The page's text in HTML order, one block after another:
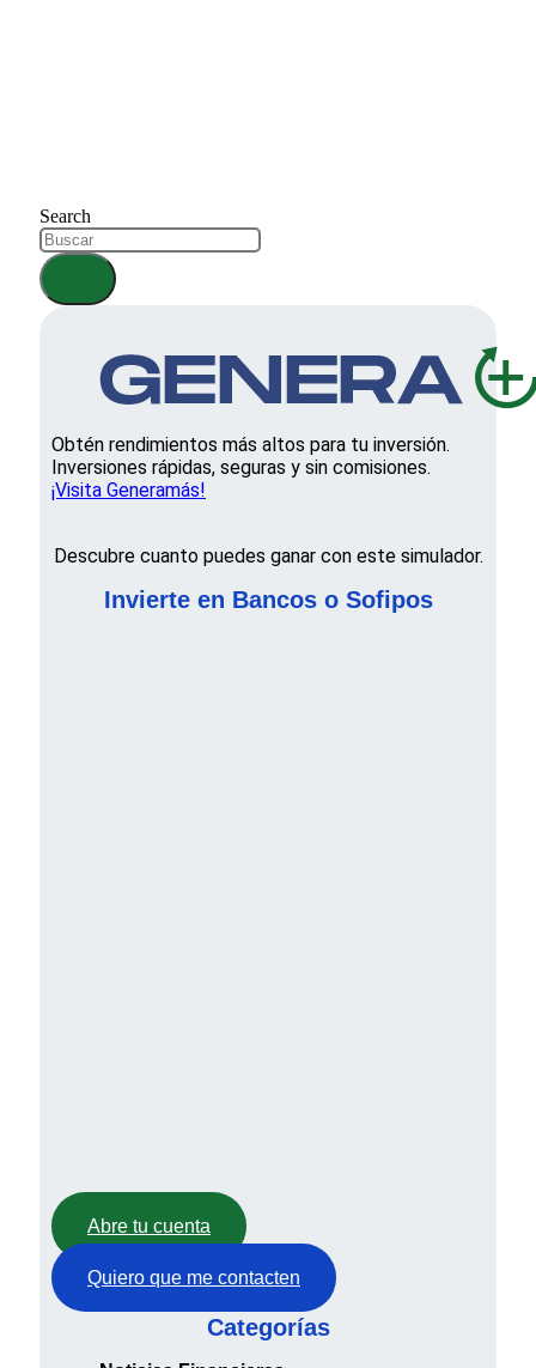
Search
Obtén rendimientos más altos para tu inversión.
Inversiones rápidas, seguras y sin comisiones.
¡Visita Generamás!
Descubre cuanto puedes ganar con este simulador.
Invierte en Bancos o Sofipos
Abre tu cuenta
Quiero que me contacten
Categorías